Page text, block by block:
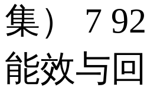
集） 7
能效与